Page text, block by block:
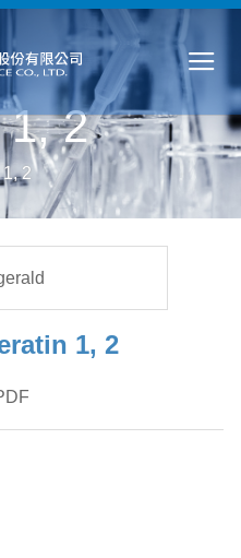
1, 2
2
1, 2